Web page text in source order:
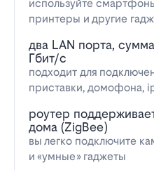
используйте
принтеры и другие
два LAN порта,
Гбит/с
подходит для
приставки, домофона,
роутер
дома (ZigBee)
вы легко подключите
и «умные» гаджеты